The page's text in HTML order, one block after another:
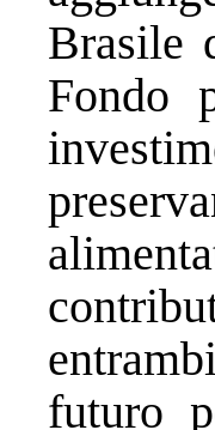
Brasile
Fondo
futuro